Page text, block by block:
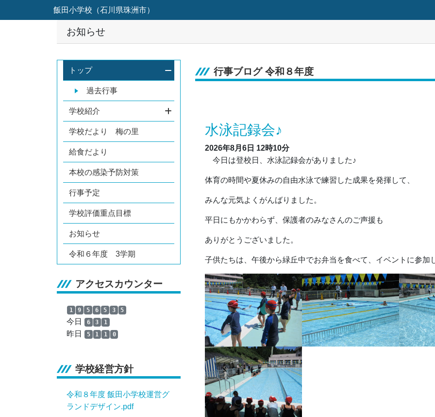
飯田小学校（石川県珠洲市）
お知らせ
トップ
過去行事
学校紹介
学校だより 梅の里
給食だより
本校の感染予防対策
行事予定
学校評価重点目標
お知らせ
令和６年度 3学期
アクセスカウンター
1 9 5 6 5 3 5
今日 6 3 1
昨日 5 1 1 0
学校経営方針
令和８年度 飯田小学校運営グ
ランドデザイン.pdf
行事ブログ 令和８年度
水泳記録会♪
2026年8月6日 12時10分
今日は登校日、水泳記録会がありました♪
体育の時間や夏休みの自由水泳で練習した成果を発揮して、
みんな元気よくがんばりました。
平日にもかかわらず、保護者のみなさんのご声援も
ありがとうございました。
子供たちは、午後から緑丘中でお弁当を食べて、イベントに参加